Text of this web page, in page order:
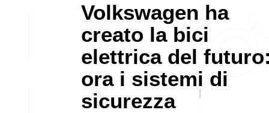
Volkswagen ha
creato la bici
elettrica del
ora i sistemi di
sicurezza